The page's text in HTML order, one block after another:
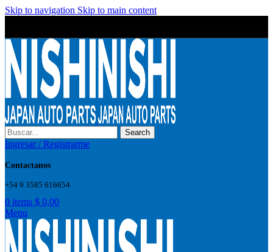
Skip to navigation Skip to main content
Search
Ingresar / Registrarme
Contactanos
+54 9 3585 616654
0 items $ 0,00
Menu